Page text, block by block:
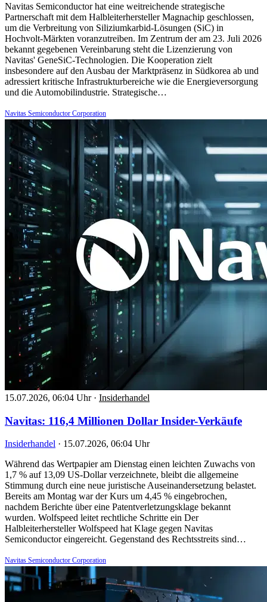
Navitas Semiconductor hat eine weitreichende strategische
Partnerschaft mit dem Halbleiterhersteller Magnachip geschlossen,
um die Verbreitung von Siliziumkarbid-Lösungen (SiC) in
Hochvolt-Märkten voranzutreiben. Im Zentrum der am 23. Juli 2026
bekannt gegebenen Vereinbarung steht die Lizenzierung von
Navitas' GeneSiC-Technologien. Die Kooperation zielt
insbesondere auf den Ausbau der Marktpräsenz in Südkorea ab und
adressiert kritische Infrastrukturbereiche wie die Energieversorgung
und die Automobilindustrie. Strategische…
Navitas Semiconductor Corporation
15.07.2026, 06:04 Uhr · Insiderhandel
Navitas: 116,4 Millionen Dollar Insider-Verkäufe
Insiderhandel · 15.07.2026, 06:04 Uhr
Während das Wertpapier am Dienstag einen leichten Zuwachs von
1,7 % auf 13,09 US-Dollar verzeichnete, bleibt die allgemeine
Stimmung durch eine neue juristische Auseinandersetzung belastet.
Bereits am Montag war der Kurs um 4,45 % eingebrochen,
nachdem Berichte über eine Patentverletzungsklage bekannt
wurden. Wolfspeed leitet rechtliche Schritte ein Der
Halbleiterhersteller Wolfspeed hat Klage gegen Navitas
Semiconductor eingereicht. Gegenstand des Rechtsstreits sind…
Navitas Semiconductor Corporation